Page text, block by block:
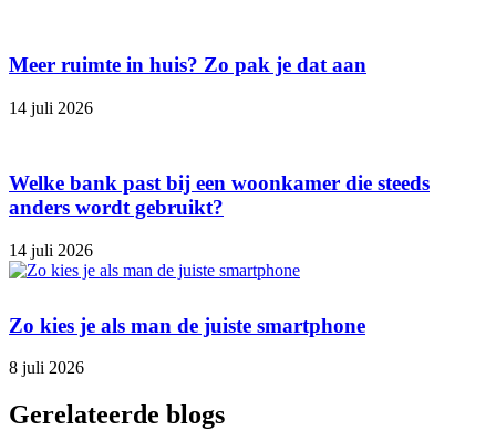
Meer ruimte in huis? Zo pak je dat aan
14 juli 2026
Welke bank past bij een woonkamer die steeds
anders wordt gebruikt?
14 juli 2026
Zo kies je als man de juiste smartphone
8 juli 2026
Gerelateerde blogs